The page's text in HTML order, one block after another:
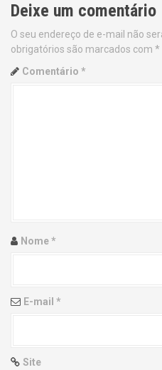
t
n
a
i
n
Deixe um comentário
O seu endereço de e-mail não
obrigatórios são marcados com *
Comentário *
Nome*
E-mail *
Site